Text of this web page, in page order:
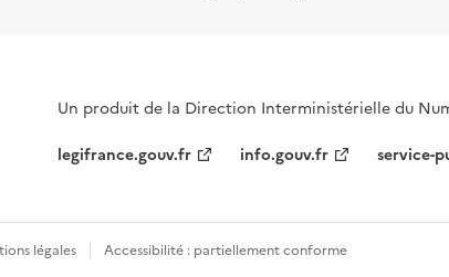
Un produit de la Direction Interministérielle du
legifrance.gouv.fr
info.gouv.fr service-
légales Accessibilité : partiellement conforme